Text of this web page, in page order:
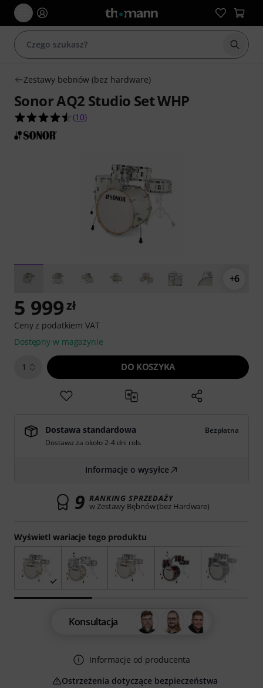
Zestawy bebnów (bez hardware)
Sonor AQ2 Studio Set WHP
4.5 na 5 gwiazdek z 10 ocen klientów
(10)
+6
Wyświetl wariacje tego produktu
5 999zł
Ceny z podatkiem VAT
Dostępny w magazynie
1 DO KOSZYKA
Dostawa standardowa
Bezpłatna
Dostawa za około 2-4 dni rob.
Informacje o wysyłce
9 RANKING SPRZEDAŻY
w Zestawy Bębnów (bez Hardware)
Konsultacja
Informacje od producenta
Ostrzeżenia dotyczące bezpieczeństwa